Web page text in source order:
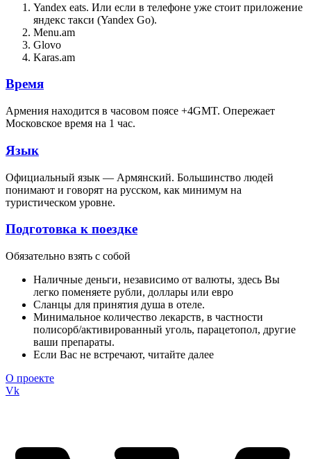
Yandex eats. Или если в телефоне уже стоит приложение
яндекс такси (Yandex Go).
Menu.am
Glovo
Karas.am
Время
Армения находится в часовом поясе +4GMT. Опережает
Московское время на 1 час.
Язык
Официальный язык — Армянский. Большинство людей
понимают и говорят на русском, как минимум на
туристическом уровне.
Подготовка к поездке
Обязательно взять с собой
Наличные деньги, независимо от валюты, здесь Вы
легко поменяете рубли, доллары или евро
Сланцы для принятия душа в отеле.
Минимальное количество лекарств, в частности
полисорб/активированный уголь, парацетопол, другие
ваши препараты.
Если Вас не встречают, читайте далее
О проекте
Vk